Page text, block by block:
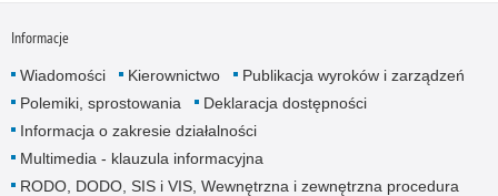
Informacje
Wiadomości Kierownictwo
Publikacja wyroków i zarządzeń
Polemiki, sprostowania
Deklaracja dostępności
Informacja o zakresie działalności
Multimedia - klauzula informacyjna
RODO, DODO, SIS i VIS, Wewnętrzna i zewnętrzna procedura